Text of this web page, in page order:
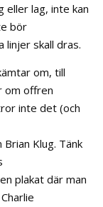
eller lag, inte kan
bör
linjer skall dras.
om, till
om offren
inte det (och
Klug. Tänk
plakat där man